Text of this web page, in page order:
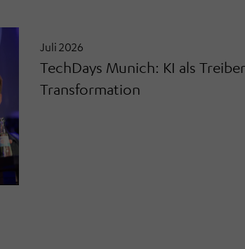
Juli 2026
TechDays Munich: KI als
Transformation